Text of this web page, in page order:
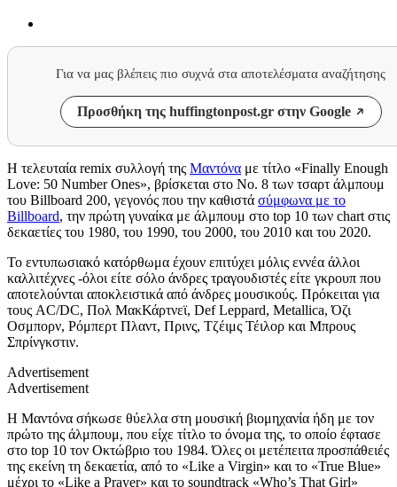
Για να μας βλέπεις πιο συχνά στα αποτελέσματα αναζήτησης
Προσθήκη της huffingtonpost.gr στην Google
Η τελευταία remix συλλογή της Μαντόνα με τίτλο «Finally Enough
Love: 50 Number Ones», βρίσκεται στο Νο. 8 των τσαρτ άλμπουμ
του Billboard 200, γεγονός που την καθιστά σύμφωνα με το
Billboard, την πρώτη γυναίκα με άλμπουμ στο top 10 των chart στις
δεκαετίες του 1980, του 1990, του 2000, του 2010 και του 2020.
Το εντυπωσιακό κατόρθωμα έχουν επιτύχει μόλις εννέα άλλοι
καλλιτέχνες -όλοι είτε σόλο άνδρες τραγουδιστές είτε γκρουπ που
αποτελούνται αποκλειστικά από άνδρες μουσικούς. Πρόκειται για
τους AC/DC, Πολ ΜακΚάρτνεϊ, Def Leppard, Metallica,Όζι
Οσμπορν, Ρόμπερτ Πλαντ, Πρινς, Τζέιμς Τέιλορ και Μπρους
Σπρίνγκστιν.
Advertisement
Advertisement
Η Μαντόνα σήκωσε θύελλα στη μουσική βιομηχανία ήδη με τον
πρώτο της άλμπουμ, που είχε τίτλο το όνομα της, το οποίο έφτασε
στο top 10 τον Οκτώβριο του 1984. Όλες οι μετέπειτα προσπάθειές
της εκείνη τη δεκαετία, από το «Like a Virgin» και το «True Blue»
μέχρι το «Like a Prayer» και το soundtrack «Who’s That Girl»